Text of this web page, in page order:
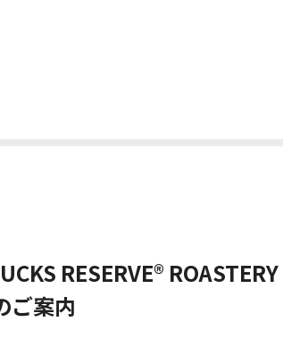
RESERVE®
ご案内